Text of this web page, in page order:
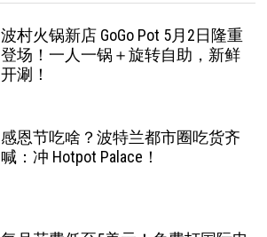
波村火锅新店 GoGo Pot 5月2日隆重
登场！一人一锅＋旋转自助，新鲜
开涮！
感恩节吃啥？波特兰都市圈吃货齐
喊：冲 Hotpot Palace！